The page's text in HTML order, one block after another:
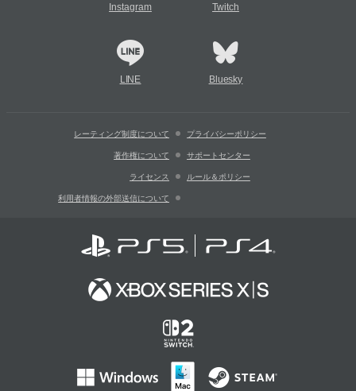
Instagram Twitch
LINE Bluesky
レーティング制度について プライバシーポリシー
著作権について サポートセンター
ライセンス ルール＆ポリシー
利用者情報の外部送信について